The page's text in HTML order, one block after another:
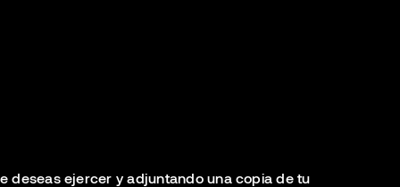
deseas ejercer y adjuntando una copia de tu